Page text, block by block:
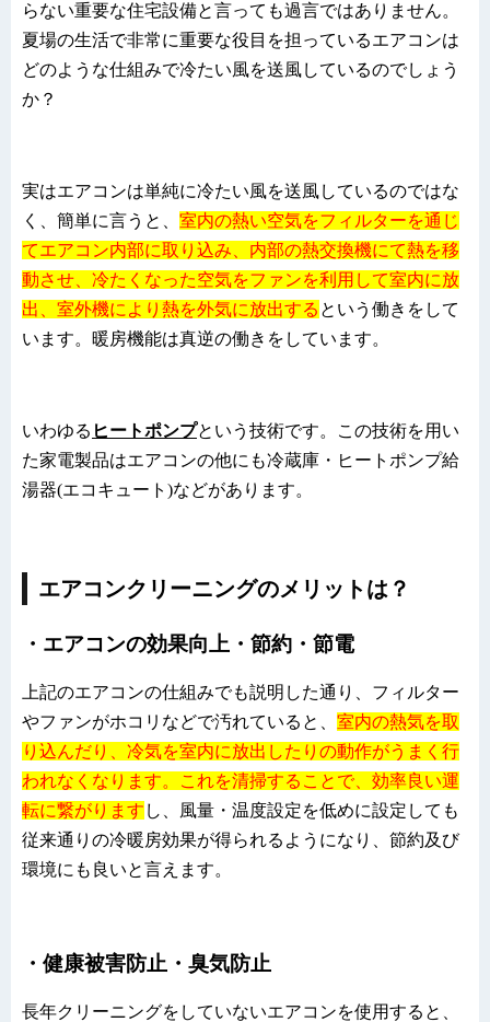
らない重要な住宅設備と言っても過言ではありません。
夏場の生活で非常に重要な役目を担っているエアコンは
どのような仕組みで冷たい風を送風しているのでしょう
か？
実はエアコンは単純に冷たい風を送風しているのではな
く、簡単に言うと、 室内の熱い空気をフィルターを通じ
てエアコン内部に取り込み、内部の熱交換機にて熱を移
動させ、冷たくなった空気をファンを利用して室内に放
出、室外機により熱を外気に放出する という働きをして
います。暖房機能は真逆の働きをしています。
いわゆる ヒートポンプという技術です。この技術を用い
た家電製品はエアコンの他にも冷蔵庫・ヒートポンプ給
湯器(エコキュート )などがあります。
エアコンクリーニングのメリットは？
・エアコンの効果向上・節約・節電
上記のエアコンの仕組みでも説明した通り、フィルター
やファンがホコリなどで汚れていると、 室内の熱気を取
り込んだり、冷気を室内に放出したりの動作がうまく行
われなくなります。これを清掃することで、効率良い運
転に繋がります し、風量・温度設定を低めに設定しても
従来通りの冷暖房効果が得られるようになり、節約及び
環境にも良いと言えます。
・健康被害防止・臭気防止
長年クリーニングをしていないエアコンを使用すると、